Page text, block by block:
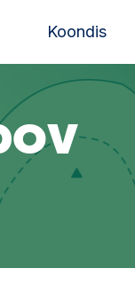
Koondis